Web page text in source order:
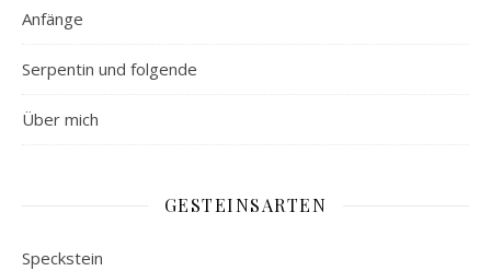
Anfänge
Serpentin und folgende
Über mich
GESTEINSARTEN
Speckstein